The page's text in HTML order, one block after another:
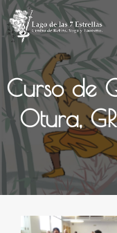
Saltar
al
contenido
Curso de
Otura,